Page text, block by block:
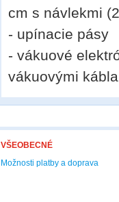
cm s návlekmi
- upínacie pásy
- vákuové
vákuovými
VŠEOBECNÉ
Možnosti platby a doprava